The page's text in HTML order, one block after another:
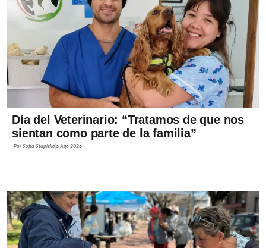
Día del Veterinario: “Tratamos de que nos
sientan como parte de la familia”
PorSofía Stupiello6 Ago 2026